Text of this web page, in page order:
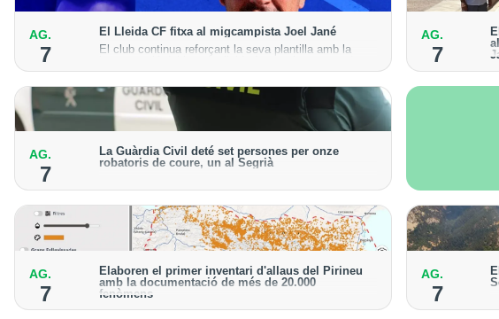
AG.
7
El Lleida CF fitxa al migcampista Joel Jané
El club continua reforçant la seva plantilla amb la
2026-27
AG.
7
AG.
7
La Guàrdia Civil deté set persones per onze
robatoris de coure, un al Segrià
d'Aragó i Catalunya i en plantes fotovoltaiques de
Castella-la Manxa
AG.
7
Elaboren el primer inventari d'allaus del Pirineu
amb la documentació de més de 20.000
fenòmens
Obra de l'Institut Cartogràfic i Geològic de Catalunya,
AG.
7